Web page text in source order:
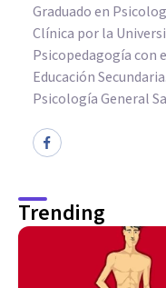
Graduado en
Clínica por la
Psicopedagogía con
Educación
Psicología General
Trending